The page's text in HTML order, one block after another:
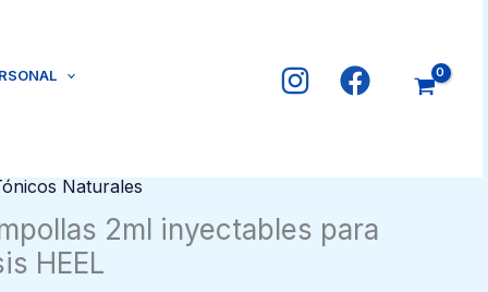
Naturales
2ml inyectables para
HEEL